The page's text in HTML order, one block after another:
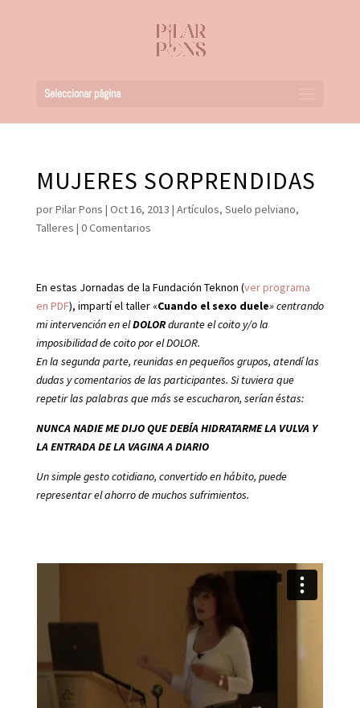
Seleccionar página
MUJERES SORPRENDIDAS
porPilar Pons | Oct 16, 2013 | Artículos, Suelo pelviano,
Talleres | 0 Comentarios
En estas Jornadas de la Fundación Teknon (ver programa
en PDF), impartí el taller «Cuando el sexo duele» centrando
mi intervención en elDOLORdurante el coito y/o la
imposibilidad de coito por el DOLOR.
En la segunda parte, reunidas en pequeños grupos, atendí las
dudas y comentarios de las participantes. Si tuviera que
repetir las palabras que más se escucharon, serían éstas:
NUNCA NADIE ME DIJO QUE DEBÍA HIDRATARME LA VULVA Y
LA ENTRADA DE LA VAGINA A DIARIO
Un simple gesto cotidiano, convertido en hábito, puede
representar el ahorro de muchos sufrimientos.